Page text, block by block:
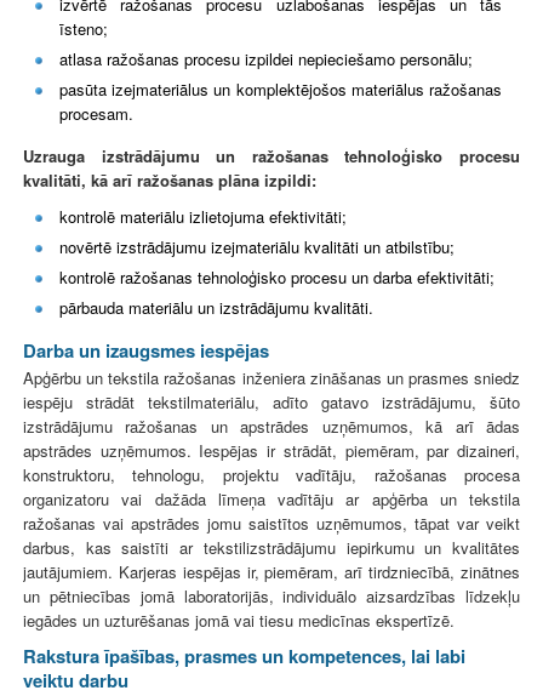
izvērtē ražošanas procesu uzlabošanas iespējas un tās
īsteno;
atlasa ražošanas procesu izpildei nepieciešamo personālu;
pasūta izejmateriālus un komplektējošos materiālus ražošanas
procesam.
Uzrauga izstrādājumu un ražošanas tehnoloģisko procesu
kvalitāti, kā arī ražošanas plāna izpildi:
kontrolē materiālu izlietojuma efektivitāti;
novērtē izstrādājumu izejmateriālu kvalitāti un atbilstību;
kontrolē ražošanas tehnoloģisko procesu un darba efektivitāti;
pārbauda materiālu un izstrādājumu kvalitāti.
Darba un izaugsmes iespējas
Apģērbu un tekstila ražošanas inženiera zināšanas un prasmes sniedz
iespēju strādāt tekstilmateriālu, adīto gatavo izstrādājumu, šūto
izstrādājumu ražošanas un apstrādes uzņēmumos, kā arī ādas
apstrādes uzņēmumos. Iespējas ir strādāt, piemēram, par dizaineri,
konstruktoru, tehnologu, projektu vadītāju, ražošanas procesa
organizatoru vai dažāda līmeņa vadītāju ar apģērba un tekstila
ražošanas vai apstrādes jomu saistītos uzņēmumos, tāpat var veikt
darbus, kas saistīti ar tekstilizstrādājumu iepirkumu un kvalitātes
jautājumiem. Karjeras iespējas ir, piemēram, arī tirdzniecībā, zinātnes
un pētniecības jomā laboratorijās, individuālo aizsardzības līdzekļu
iegādes un uzturēšanas jomā vai tiesu medicīnas ekspertīzē.
Rakstura īpašības, prasmes un kompetences, lai labi
veiktu darbu